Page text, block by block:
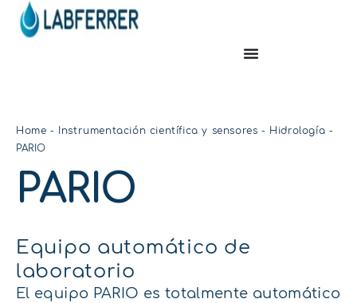
Home - Instrumentación científica y sensores - Hidrología -
PARIO
PARIO
Equipo automático de
laboratorio
El equipo PARIO es totalmente automático